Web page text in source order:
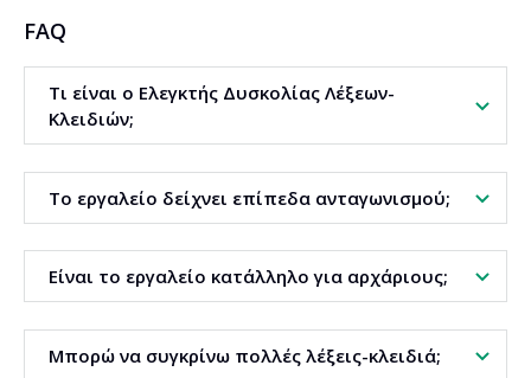
FAQ
Τι είναι ο Ελεγκτής Δυσκολίας Λέξεων-
Κλειδιών;
Είναι ένα εργαλείο για την εκτίμηση της
ανταγωνιστικότητας των λέξεων-κλειδιών στα οργανικά
αποτελέσματα αναζήτησης.
Το εργαλείο δείχνει επίπεδα ανταγωνισμού;
Ναι. Τα αποτελέσματα παρουσιάζονται ως χαμηλός,
μεσαίος ή υψηλός ανταγωνισμός.
Είναι το εργαλείο κατάλληλο για αρχάριους;
Ναι. Το περιβάλλον εργασίας και η κλίμακα
αποτελεσμάτων είναι απλά και εύκολα κατανοητά.
Μπορώ να συγκρίνω πολλές λέξεις-κλειδιά;